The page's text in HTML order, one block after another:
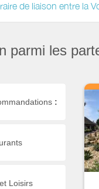
de liaison entre la
parmi les
:
Loisirs